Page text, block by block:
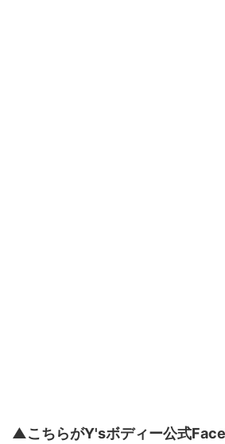
▲こちらがY'sボディー公式